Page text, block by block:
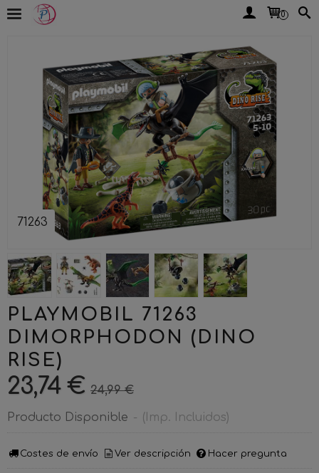
0
71263
PLAYMOBIL 71263
DIMORPHODON (DINO
RISE)
23,74 € 24,99 €
Producto Disponible - (Imp. Incluidos)
Costes de envío Ver descripción Hacer pregunta